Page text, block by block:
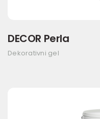
DECOR Perla
Dekorativni gel